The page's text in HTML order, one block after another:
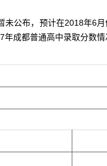
未公布，预计在2018年6
成都普通高中录取分数情